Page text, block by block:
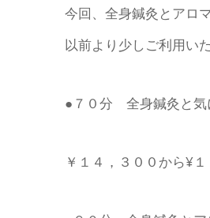
今回、全身鍼灸とアロ
以前より少しご利用い
●７０分 全身鍼灸と気
￥１４，３００から¥